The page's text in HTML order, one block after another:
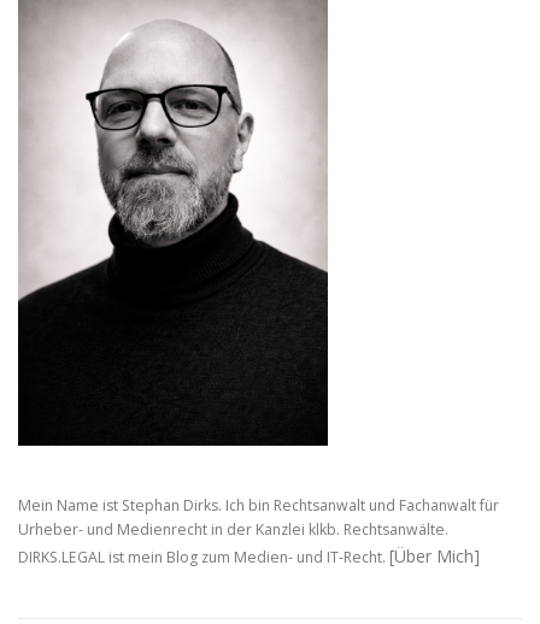
Mein Name ist Stephan Dirks. Ich bin Rechtsanwalt und Fachanwalt für
Urheber- und Medienrecht in der Kanzlei klkb. Rechtsanwälte.
DIRKS.LEGAL ist mein Blog zum Medien- und IT-Recht. [Über Mich]